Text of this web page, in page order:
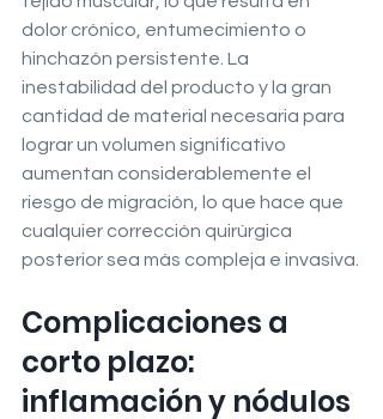
dolor crónico, entumecimiento o
hinchazón persistente. La
inestabilidad del producto y la gran
cantidad de material necesaria para
lograr un volumen significativo
aumentan considerablemente el
riesgo de migración, lo que hace que
cualquier corrección quirúrgica
posterior sea más compleja e invasiva.
Complicaciones a
corto plazo:
inflamación y nódulos